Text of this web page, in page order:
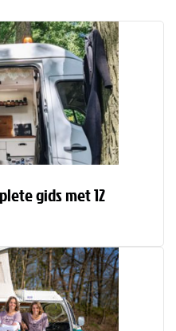
gids met 12